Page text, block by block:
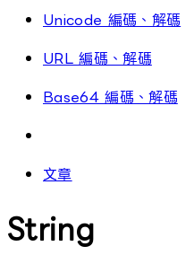
Unicode 編碼、解碼
URL 編碼、解碼
Base64 編碼、解碼
文章
String